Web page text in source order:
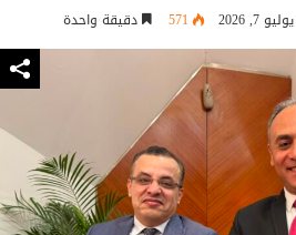
يوليو 7, 2026 571 دقيقة واحدة